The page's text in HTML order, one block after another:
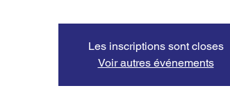
Les inscriptions sont closes
Voir autres événements